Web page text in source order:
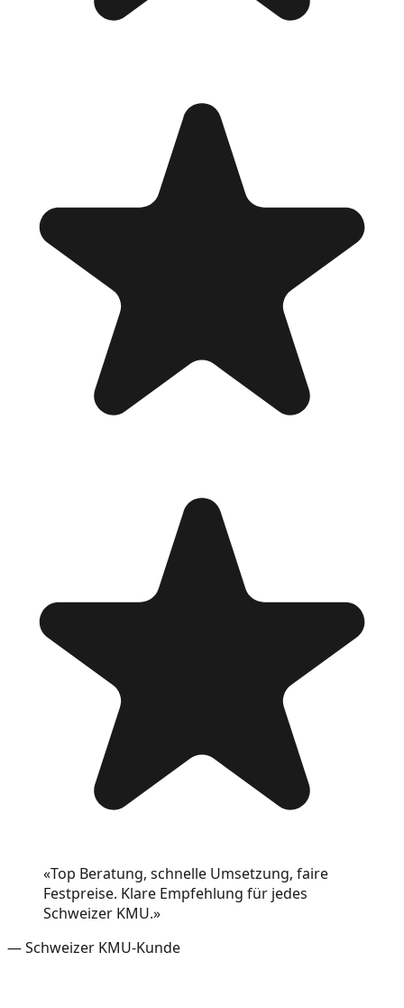
«Top Beratung, schnelle Umsetzung, faire
Festpreise. Klare Empfehlung für jedes
Schweizer KMU.»
—Schweizer KMU-Kunde